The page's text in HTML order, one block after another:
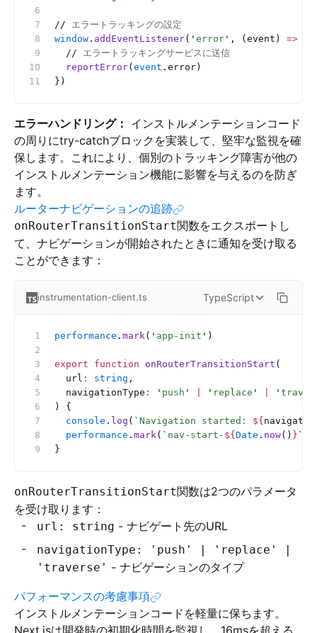
// エラートラッキングの設定
window . addEventListener( ' error ' , (event) =>
  //
エラートラッキングサービスに送信
  reportError
( event .error)
})
エラーハンドリング： インストルメンテーションコード
の周りにtry-catchブロックを実装して、堅牢な監視を確
保します。これにより、個別のトラッキング障害が他の
インストルメンテーション機能に影響を与えるのを防ぎ
ます。
ルーターナビゲーションの追跡
onRouterTransitionStart関数をエクスポートし
て、ナビゲーションが開始されたときに通知を受け取る
ことができます：
instrumentation-client.ts TypeScript
performance . mark( ' app-init ' )
export function onRouterTransitionStart (
  url
: string ,
  navigationType
: ' push ' ' replace ' '
) {
  console
. log ( ` Navigation started: ${
  performance
. mark( ` nav-start- ${ Date . now() } `
}
onRouterTransitionStart関数は2つのパラメータ
を受け取ります：
url: string - ナビゲート先のURL
navigationType: 'push' | 'replace' |
'traverse' - ナビゲーションのタイプ
パフォーマンスの考慮事項
インストルメンテーションコードを軽量に保ちます。
Next.jsは開発時の初期化時間を監視し、16msを超える